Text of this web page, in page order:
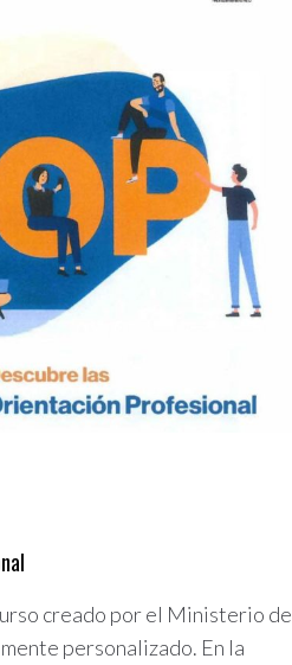
creado por el Ministerio de
personalizado. En la